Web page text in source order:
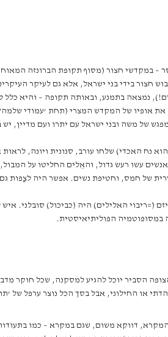
– במקדשי חצור (מסוף תקופת הברונזה
חצור בידי בני ישראל, אלא גם לעיקר
נמצאה בתמנע, ובאותה תקופה – והיא כלל
את אופיו של המקדש המצרי (תחת ‘עמודי
של משה ובני ישראל עם יתרו ועם מדיין, יש
נח האכדי) שלחו עורב, סנונית ויונה,
עשו רעש גדול, והאֵלים החליטו על המבול,
של חמס, וחטיפת נשים. אפשר היה לצַפות גם
(=ריבוי האלילים) היה (כביכול) סובלני. איש
הפוליתיאיסטית.
הסביר יוכל להגיע למסקנה, שכל חוקר
או החילוני, אבל בסך הכל נוצר ערפל של
דווקא משום, שגם במקרא – כמו בתעודות